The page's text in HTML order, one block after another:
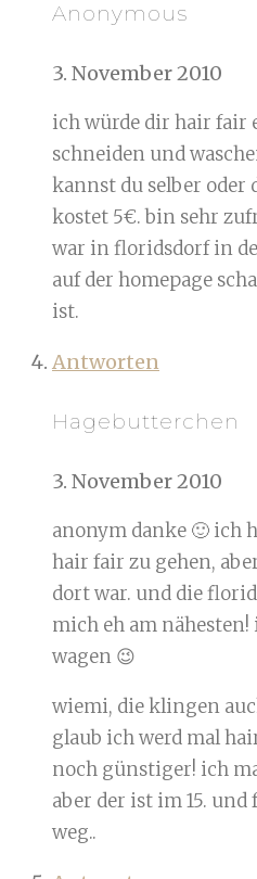
Anonymous
3. November 2010
ich würde dir hair fair
schneiden und
kannst du selber oder
kostet 5€. bin sehr
war in floridsdorf in
auf der homepage
ist.
Antworten
Hagebutterchen
3. November 2010
anonym danke 🙂 ich
hair fair zu gehen,
dort war. und die
mich eh am
wagen 😉
wiemi, die klingen
glaub ich werd mal
noch günstiger! ich
aber der ist im 15.
weg..